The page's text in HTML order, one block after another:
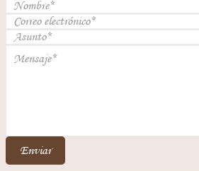
Enviar